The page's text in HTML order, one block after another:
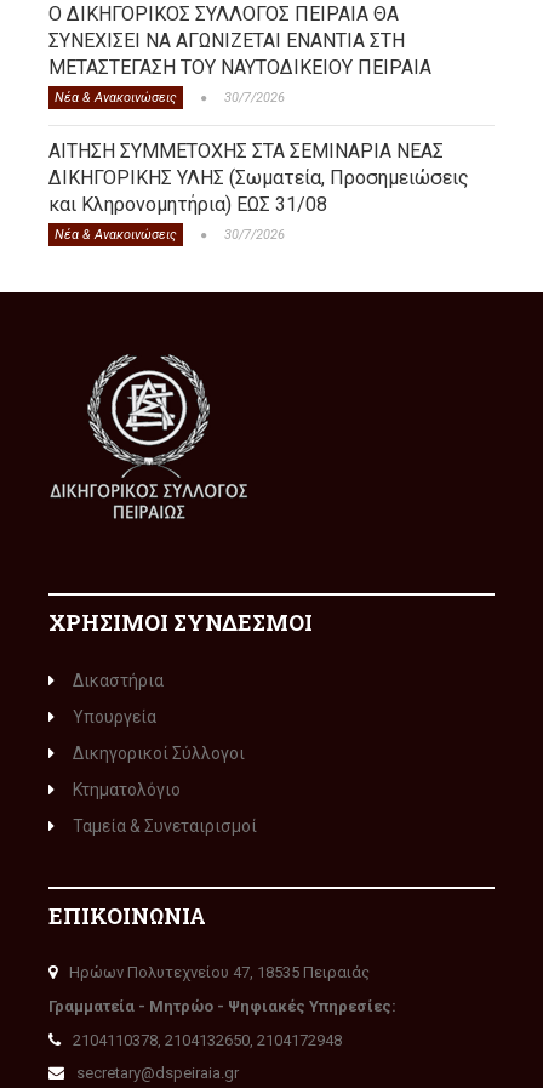
Ο ΔΙΚΗΓΟΡΙΚΟΣ ΣΥΛΛΟΓΟΣ ΠΕΙΡΑΙΑ ΘΑ
ΣΥΝΕΧΙΣΕΙ ΝΑ ΑΓΩΝΙΖΕΤΑΙ ΕΝΑΝΤΙΑ ΣΤΗ
ΜΕΤΑΣΤΕΓΑΣΗ ΤΟΥ ΝΑΥΤΟΔΙΚΕΙΟΥ ΠΕΙΡΑΙΑ
Νέα & Ανακοινώσεις 30/7/2026
ΑΙΤΗΣΗ ΣΥΜΜΕΤΟΧΗΣ ΣΤΑ ΣΕΜΙΝΑΡΙΑ ΝΕΑΣ
ΔΙΚΗΓΟΡΙΚΗΣ ΥΛΗΣ (Σωματεία, Προσημειώσεις
και Κληρονομητήρια) ΕΩΣ 31/08
Νέα & Ανακοινώσεις 30/7/2026
ΧΡΗΣΙΜΟΙ ΣΥΝΔΕΣΜΟΙ
Δικαστήρια
Υπουργεία
Δικηγορικοί Σύλλογοι
Κτηματολόγιο
Ταμεία & Συνεταιρισμοί
ΕΠΙΚΟΙΝΩΝΙΑ
Ηρώων Πολυτεχνείου 47, 18535 Πειραιάς
Γραμματεία - Μητρώο - Ψηφιακές Υπηρεσίες:
2104110378, 2104132650, 2104172948
secretary@dspeiraia.gr